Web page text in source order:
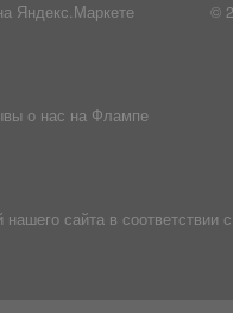
©
о нас на Флампе
сайта в